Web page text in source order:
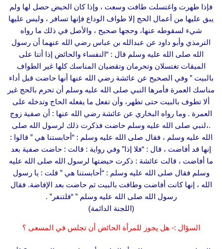
فإذا طهرت واغتسلت طافت وسعت ، وإذا كان الحيض حصل لها ولم
يبق عليها من أعمال الحج إلا طواف الوداع فإنها تسافر ، وليس عليها
شيء لسقوطه عنها، وحجها صحيح ، والأصل في ذلك ما رواه
الترمذي وأبو داود عن عبدالله بن عباس رضي الله عنهما أن رسول
الله صلى الله عليه وسلم قال : “النفساء والحائض إذا أتتا على
الميقات تغتسلان وتحرمان وتقضيان المناسك كلها غير الطواف
بالبيت ” وفي الصحيح عن عائشة رضي الله عنها أنها حاضت قبل أداء
مناسك العمرة فأمرها النبي صلى الله عليه وسلم أن تحرم بالحج غير
ألا تطوف بالبيت حتى تطهر، وأن تفعل ما يفعله الحاج وتدخله على
العمرة . وما رواه البخاري عن عائشة رضي الله عنها : أن صفية زوج
.،لنبي صلى الله عليه وسلم حاضت فذكرت ذلك لرسول الله صلى
الله عليه وسلم ، فقال صلى الله عليه وسلم : “أحابستنا هي ” قالوا :
إنها قد أفاضت ، قال : “فلا إذا” وفي رواية : قالت : حاضت صفية بعد
ما أفاضت ، قالت عائشة : ذكرت حيضتها لرسول الله صلى الله عليه
وسلم فقال صلى الله عليه وسلم : “أحابستنا هي ” قلت : يا رسول
الله ، إنها كانت أفاضت وطافت بالبيت ثم حاضت بعد الإفاضة. فقال
رسول الله صلى الله عليه وسلم ” “فلتنفر” .
(اللجنة الدائمة)
السؤال :- هل يجوز للمرأة الحائض أن تجلس في المسعى ؟